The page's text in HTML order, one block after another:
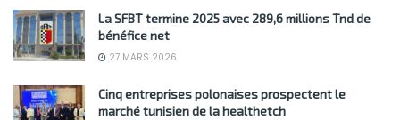
La SFBT termine 2025 avec 289,6 millions Tnd de
bénéfice net
27 MARS 2026
Cinq entreprises polonaises prospectent le
marché tunisien de la healthetch